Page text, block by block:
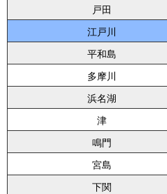
戸田
江戸川
平和島
多摩川
浜名湖
津
鳴門
宮島
下関